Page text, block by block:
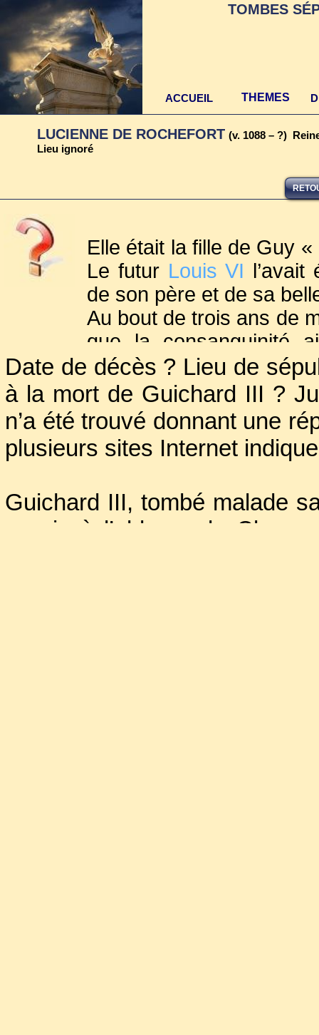
LUCIENNE DE ROCHEFORT (v. 1088 – ?)
Lieu ignoré
Elle était la fille de Guy
Le futur Louis VI
de son père et de sa
Au bout de trois ans de
que la consanguinité
véritables motifs de
Quoiqu'il en soit, le
1107.
Elle se remaria avec
la première dame de
Date de décès ? Lieu de
à la mort de Guichard III ?
n’a été trouvé donnant une
plusieurs sites Internet
Guichard III, tombé malade
sa vie à l’abbaye de Cluny
ACCUEIL THEMES
TOMBES